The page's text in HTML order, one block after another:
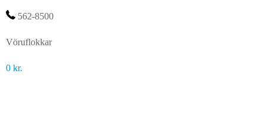
562-8500
Vöruflokkar
0 kr.